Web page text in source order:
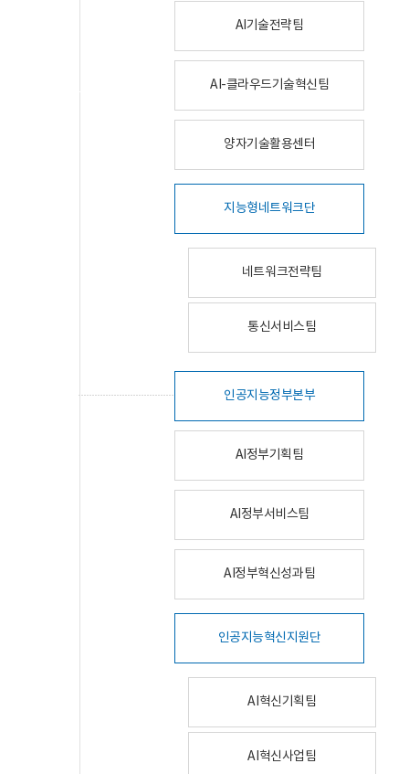
AI기술전략팀
AI-클라우드기술혁신팀
양자기술활용센터
지능형네트워크단
네트워크전략팀
통신서비스팀
인공지능정부본부
AI정부기획팀
AI정부서비스팀
AI정부혁신성과팀
인공지능혁신지원단
AI혁신기획팀
AI혁신사업팀